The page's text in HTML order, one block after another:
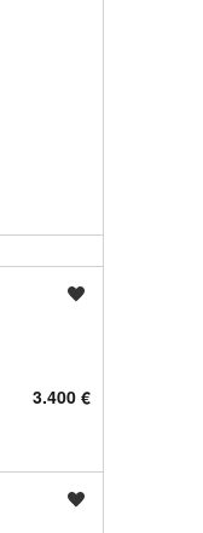
3.400 €